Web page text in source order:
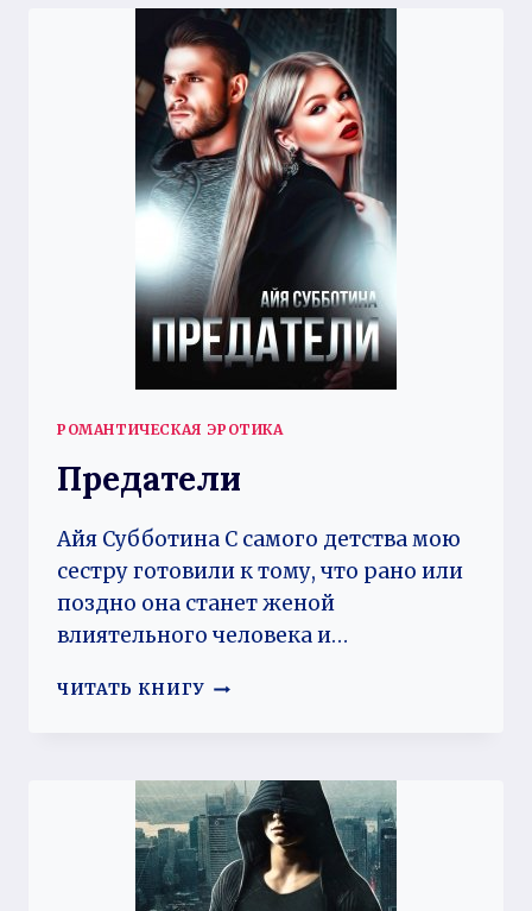
ТОМ
ВТОРОЙ
РОМАНТИЧЕСКАЯ ЭРОТИКА
Предатели
Айя Субботина С самого детства мою
сестру готовили к тому, что рано или
поздно она станет женой
влиятельного человека и…
ЧИТАТЬ КНИГУ ПРЕДАТЕЛИ